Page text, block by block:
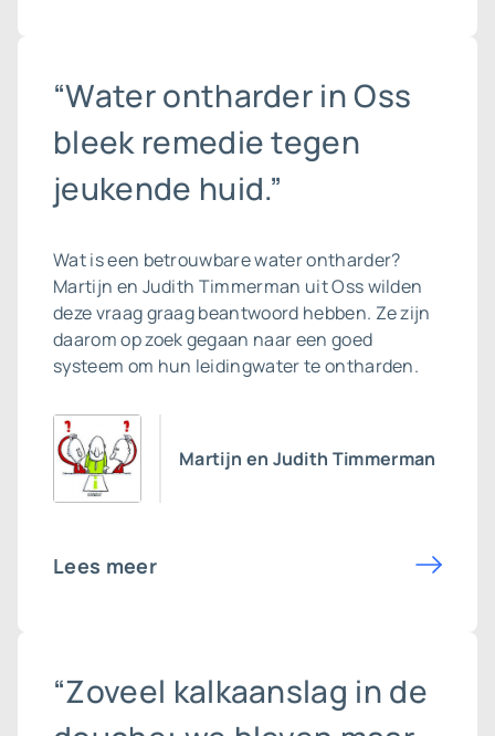
“Water ontharder in Oss
bleek remedie tegen
jeukende huid.”
Wat is een betrouwbarewater ontharder?
Martijn en Judith Timmerman uit Oss wilden
deze vraag graag beantwoord hebben. Ze zijn
daarom op zoek gegaan naar een goed
systeem om hun leidingwater te ontharden.
Martijn en Judith Timmerman
Lees meer
“Zoveel kalkaanslag in de